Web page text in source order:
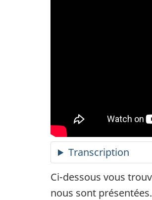
Transcription
Ci-dessous vous
nous sont présentées.